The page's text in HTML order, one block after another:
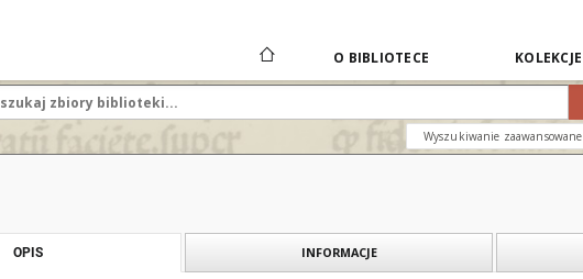
O BIBLIOTECE KOLEKCJE
Wyszukiwanie zaawansowane
OPIS INFORMACJE